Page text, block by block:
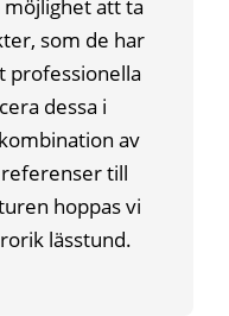
att ta
som de har
professionella
dessa i
av
till
hoppas vi
lässtund.